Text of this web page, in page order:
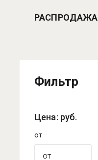
РАСПРОДАЖА
Фильтр
Цена: руб.
от